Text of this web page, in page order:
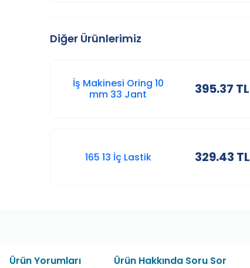
Diğer Ürünlerimiz
İş Makinesi Oring 10
mm 33 Jant
395.37 TL
165 13 İç Lastik 329.43 TL
Ürün Yorumları Ürün Hakkında Soru Sor